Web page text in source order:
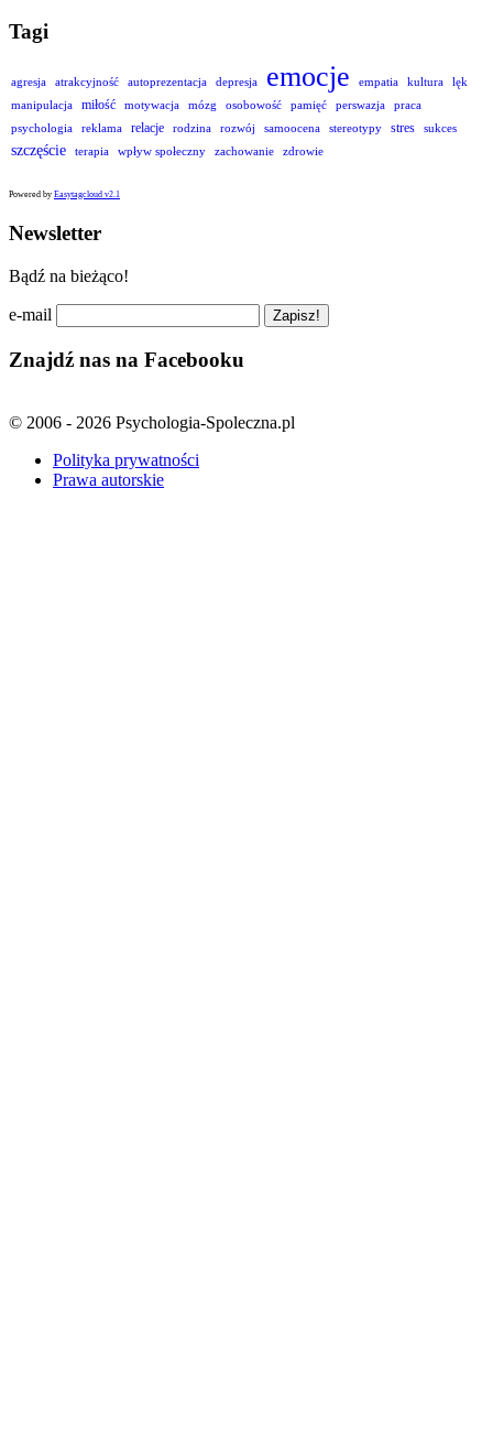
Tagi
agresja atrakcyjność autoprezentacja depresja emocje empatia kultura
lęk
manipulacja
miłość motywacja mózg osobowość pamięć perswazja
praca
psychologia
reklama relacje rodzina rozwój samoocena stereotypy stres sukces
szczęście terapia wpływ społeczny zachowanie zdrowie
Powered by Easytagcloud v2.1
Newsletter
Bądź na bieżąco!
e-mail
Znajdź nas na Facebooku
© 2006 - 2026 Psychologia-Spoleczna.pl
Polityka prywatności
Prawa autorskie